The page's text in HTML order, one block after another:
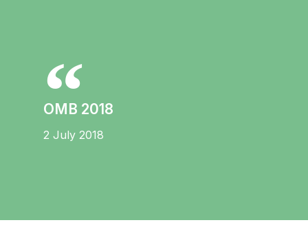
OMB 2018
2 July 2018